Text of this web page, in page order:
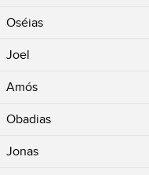
Oséias
Joel
Amós
Obadias
Jonas